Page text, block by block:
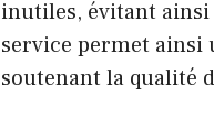
inutiles, évitant ainsi
service permet ainsi
soutenant la qualité